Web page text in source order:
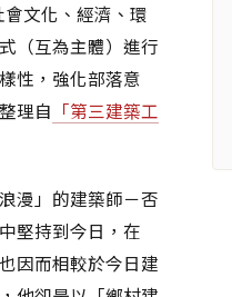
文化、經濟、環
（互為主體）進行
性，強化部落意
理自 「第三建築工
漫」的建築師－否
堅持到今日，在
因而相較於今日建